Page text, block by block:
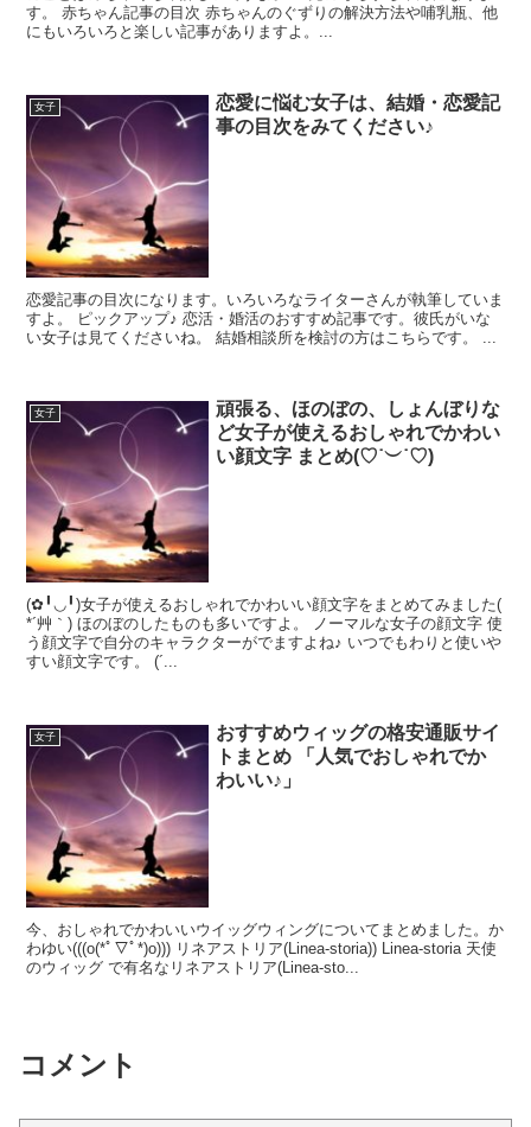
す。 赤ちゃん記事の目次 赤ちゃんのぐずりの解決方法や哺乳瓶、他
にもいろいろと楽しい記事がありますよ。...
女子
恋愛に悩む女子は、結婚・恋愛記
事の目次をみてください♪
恋愛記事の目次になります。いろいろなライターさんが執筆していま
すよ。 ピックアップ♪ 恋活・婚活のおすすめ記事です。彼氏がいな
い女子は見てくださいね。 結婚相談所を検討の方はこちらです。 ...
女子
頑張る、ほのぼの、しょんぼりな
ど女子が使えるおしゃれでかわい
い顔文字 まとめ(♡˙︶˙♡)
(✿╹◡╹)女子が使えるおしゃれでかわいい顔文字をまとめてみました(
*´艸｀) ほのぼのしたものも多いですよ。 ノーマルな女子の顔文字 使
う顔文字で自分のキャラクターがでますよね♪ いつでもわりと使いや
すい顔文字です。 (´...
女子
おすすめウィッグの格安通販サイ
トまとめ 「人気でおしゃれでか
わいい♪」
今、おしゃれでかわいいウイッグウィングについてまとめました。か
わゆい(((o(*ﾟ▽ﾟ*)o))) リネアストリア(Linea-storia)) Linea-storia 天使
のウィッグ で有名なリネアストリア(Linea-sto...
コメント